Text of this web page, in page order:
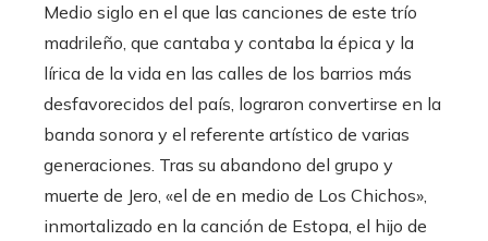
Medio siglo en el que las canciones de este trío
madrileño, que cantaba y contaba la épica y la
lírica de la vida en las calles de los barrios más
desfavorecidos del país, lograron convertirse en la
banda sonora y el referente artístico de varias
generaciones. Tras su abandono del grupo y
muerte de Jero, «el de en medio de Los Chichos»,
inmortalizado en la canción de Estopa, el hijo de